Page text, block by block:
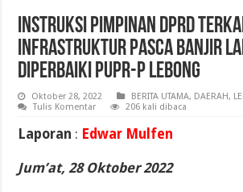
Instruksi Pimpinan DPRD
Infrastruktur Pasca Banjir
Diperbaiki PUPR-P Lebong
Oktober 28, 2022 BERITA UTAMA, DAERAH,
Tulis Komentar
206 kali dibaca
Laporan : Edwar Mulfen
Jum’at, 28 Oktober 2022